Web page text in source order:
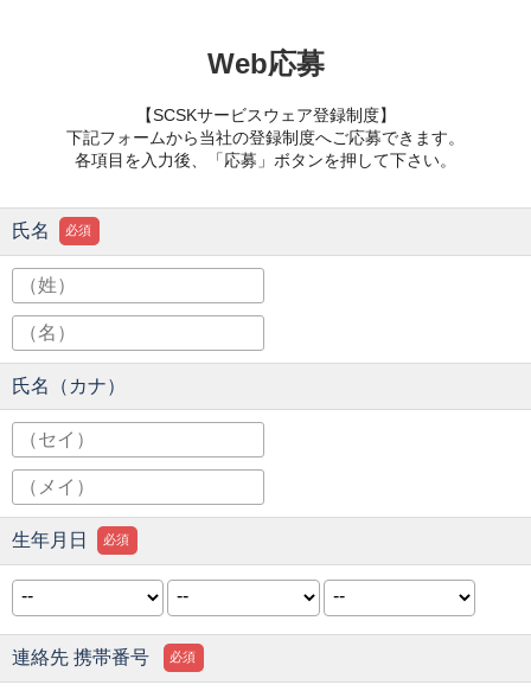
Web応募
【SCSKサービスウェア登録制度】
下記フォームから当社の登録制度へご応募できます。
各項目を入力後、「応募」ボタンを押して下さい。
氏名 必須
氏名（カナ）
生年月日 必須
連絡先 携帯番号 必須